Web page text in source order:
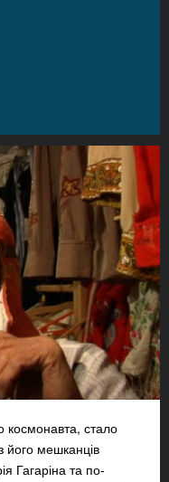
космонавта, стало
його мешканців
Гагаріна та по-